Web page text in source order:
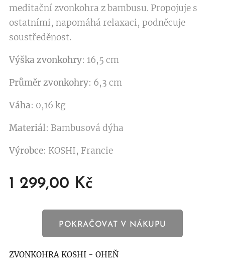
meditační zvonkohra z bambusu. Propojuje s
ostatními, napomáhá relaxaci, podněcuje
soustředěnost.
Výška zvonkohry: 16,5 cm
Průměr zvonkohry: 6,3 cm
Váha: 0,16 kg
Materiál: Bambusová dýha
Výrobce: KOSHI, Francie
1 299,00 Kč
POKRAČOVAT V NÁKUPU
ZVONKOHRA KOSHI - OHEŇ